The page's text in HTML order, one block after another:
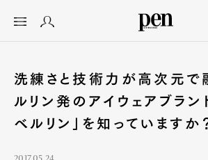
洗練さと技術力が高次元で
ルリン発のアイウェアブラン
ベルリン」を知っていますか